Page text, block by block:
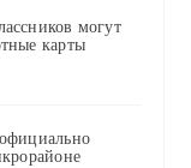
могут
карты